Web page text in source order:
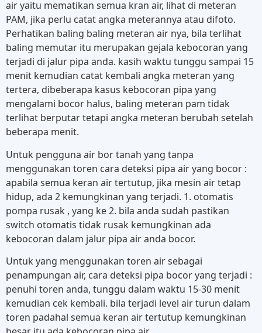
air yaitu mematikan semua kran air, lihat di meteran
PAM, jika perlu catat angka meterannya atau difoto.
Perhatikan baling baling meteran air nya, bila terlihat
baling memutar itu merupakan gejala kebocoran yang
terjadi di jalur pipa anda. kasih waktu tunggu sampai 15
menit kemudian catat kembali angka meteran yang
tertera, dibeberapa kasus kebocoran pipa yang
mengalami bocor halus, baling meteran pam tidak
terlihat berputar tetapi angka meteran berubah setelah
beberapa menit.
Untuk pengguna air bor tanah yang tanpa
menggunakan toren cara deteksi pipa air yang bocor :
apabila semua keran air tertutup, jika mesin air tetap
hidup, ada 2 kemungkinan yang terjadi. 1. otomatis
pompa rusak , yang ke 2. bila anda sudah pastikan
switch otomatis tidak rusak kemungkinan ada
kebocoran dalam jalur pipa air anda bocor.
Untuk yang menggunakan toren air sebagai
penampungan air, cara deteksi pipa bocor yang terjadi :
penuhi toren anda, tunggu dalam waktu 15-30 menit
kemudian cek kembali. bila terjadi level air turun dalam
toren padahal semua keran air tertutup kemungkinan